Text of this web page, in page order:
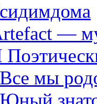
—
мы